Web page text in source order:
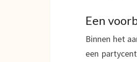
Een
Binnen het
een